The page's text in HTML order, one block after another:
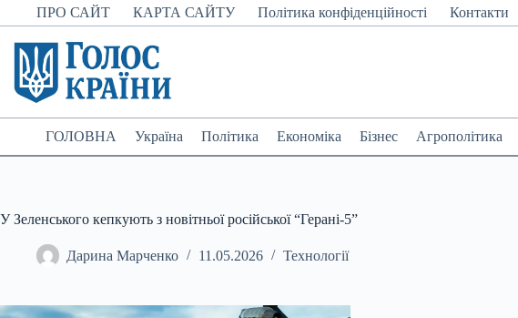
Перейти
до
вмісту
ПРО САЙТ КАРТА САЙТУ Політика конфіденційності Контакти
ГОЛОВНА Україна Політика Економіка Бізнес Агрополітика
У Зеленського кепкують з новітньої російської “Герані-5”
Дарина Марченко 11.05.2026 Технології